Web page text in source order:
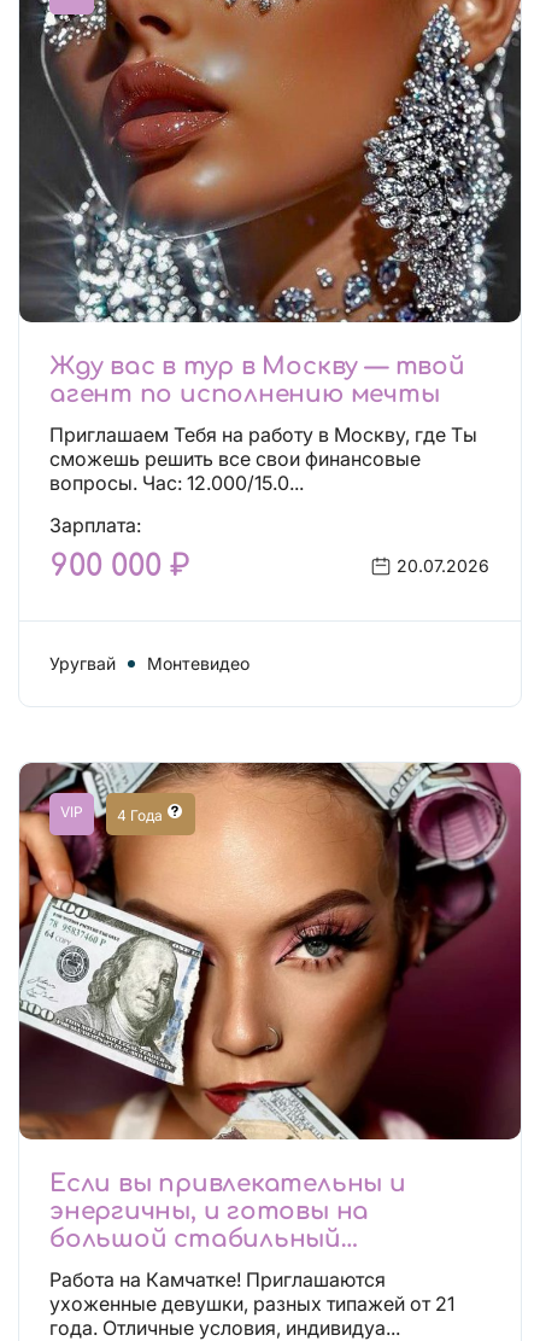
Жду вас в тур в Москву — твой
агент по исполнению мечты
Приглашаем Тебя на работу в Москву, где Ты
сможешь решить все свои финансовые
вопросы. Час: 12.000/15.0...
Зарплата:
900 000 ₽ 20.07.2026
Уругвай Монтевидео
VIP 4 Года
Если вы привлекательны и
энергичны, и готовы на
большой стабильный
заработок, тогда вы уже нашли,
что искали!
Работа на Камчатке! Приглашаются
ухоженные девушки, разных типажей от 21
года. Отличные условия, индивидуа...